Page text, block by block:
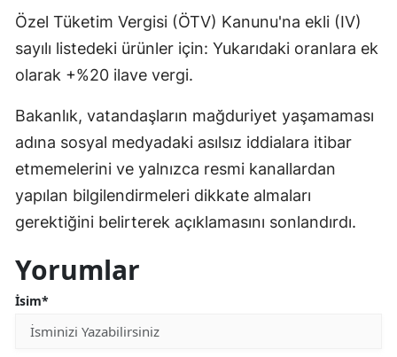
Özel Tüketim Vergisi (ÖTV) Kanunu'na ekli (IV)
sayılı listedeki ürünler için: Yukarıdaki oranlara ek
olarak +%20 ilave vergi.
Bakanlık, vatandaşların mağduriyet yaşamaması
adına sosyal medyadaki asılsız iddialara itibar
etmemelerini ve yalnızca resmi kanallardan
yapılan bilgilendirmeleri dikkate almaları
gerektiğini belirterek açıklamasını sonlandırdı.
Yorumlar
İsim*